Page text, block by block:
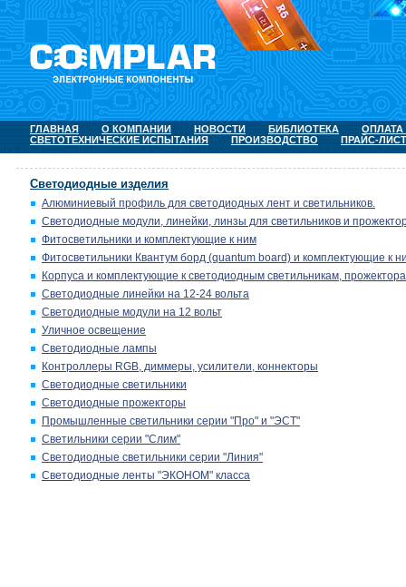
ГЛАВНАЯ О КОМПАНИИ НОВОСТИ БИБЛИОТЕКА
ОПЛАТА
СВЕТОТЕХНИЧЕСКИЕ ИСПЫТАНИЯ
ПРОИЗВОДСТВО ПРАЙС-ЛИСТ
Светодиодные изделия
Алюминиевый профиль для светодиодных лент и светильников.
Светодиодные модули, линейки, линзы для светильников и
Фитосветильники и комплектующие к ним
Фитосветильники Квантум борд (quantum board) и комплектующие к
Корпуса и комплектующие к светодиодным светильникам,
Светодиодные линейки на 12-24 вольта
Светодиодные модули на 12 вольт
Уличное освещение
Светодиодные лампы
Контроллеры RGB, диммеры, усилители, коннекторы
Светодиодные светильники
Светодиодные прожекторы
Промышленные светильники серии "Про" и "ЭСТ"
Светильники серии "Слим"
Светодиодные светильники серии "Линия"
Светодиодные ленты "ЭКОНОМ" класса